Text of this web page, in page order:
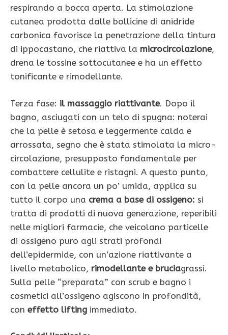
respirando a bocca aperta. La stimolazione
cutanea prodotta dalle bollicine di anidride
carbonica favorisce la penetrazione della tintura
di ippocastano, che riattiva la microcircolazione,
drena le tossine sottocutanee e ha un effetto
tonificante e rimodellante.
Terza fase: il massaggio riattivante. Dopo il
bagno, asciugati con un telo di spugna: noterai
che la pelle è setosa e leggermente calda e
arrossata, segno che è stata stimolata la micro­
circolazione, presupposto fondamentale per
combattere cellulite e ristagni. A questo punto,
con la pelle ancora un po’ umida, applica su
tutto il corpo una crema a base di ossigeno: si
tratta di prodotti di nuova generazione, reperibili
nelle migliori farmacie, che veicolano particelle
di ossigeno puro agli strati profondi
dell’epidermide, con un’azione riattivante a
livello metabolico, rimodellante e bruciagrassi.
Sulla pelle “preparata” con scrub e ba­gno i
cosmetici all’ossigeno agiscono in profondità,
con effetto lifting immediato.